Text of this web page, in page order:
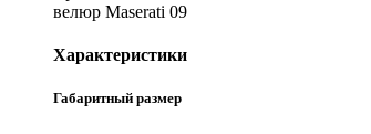
велюр Maserati 09
Характеристики
Габаритный размер